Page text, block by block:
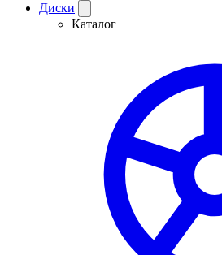
Диски
Каталог